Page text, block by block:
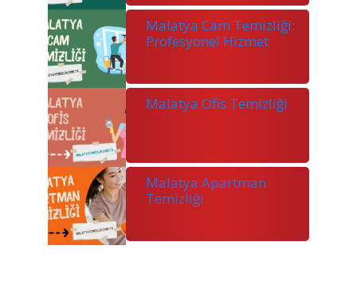
Malatya Cam Temizliği:
Profesyonel Hizmet
Malatya Ofis Temizliği
Malatya Apartman
Temizliği